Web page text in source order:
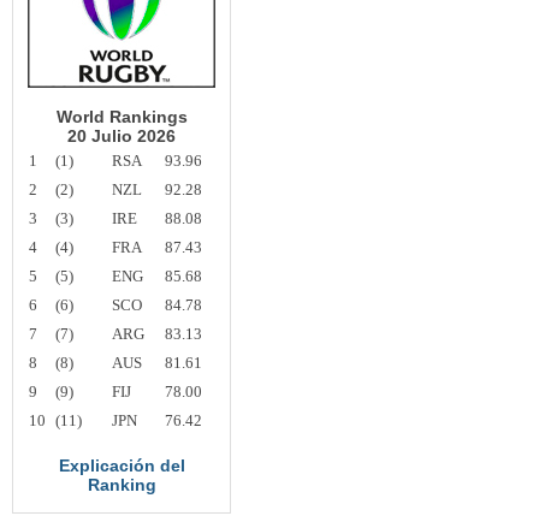
World Rankings
20 Julio 2026
1 (1) RSA
93.96
2
(2) NZL
92.28
3
(3) IRE
88.08
4
(4) FRA
87.43
5
(5) ENG
85.68
6
(6) SCO
84.78
7
(7) ARG
83.13
8
(8) AUS
81.61
9
(9) FIJ
78.00
10 (11) JPN 76.42
Explicación del
Ranking